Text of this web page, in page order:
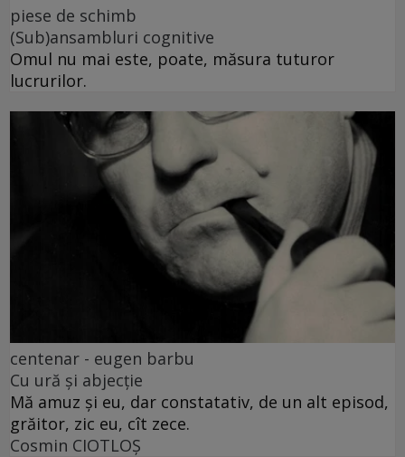
piese de schimb
(Sub)ansambluri cognitive
Omul nu mai este, poate, măsura tuturor
lucrurilor.
centenar - eugen barbu
Cu ură și abjecție
Mă amuz și eu, dar constatativ, de un alt episod,
grăitor, zic eu, cît zece.
Cosmin CIOTLOŞ